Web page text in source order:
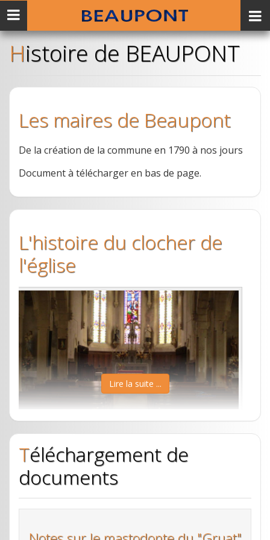
Histoire de BEAUPONT
Les maires de Beaupont
De la création de la commune en 1790 à nos jours
Document à télécharger en bas de page.
L'histoire du clocher de
l'église
Vers l’an 1670, le seul lieu de culte implanté sur la
nouvelle paroisse est la déplorable chapelle en
pleine campagne, prête à tomber, n’étant que de
terre et de bois. Cette chapelle était située à
l’emplacement de l’église actuelle.
Lire la suite ...
Téléchargement de
documents
Menu
mobile